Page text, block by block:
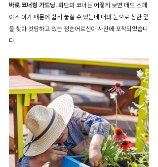
바로 코너링 가드닝. 화단의 코너는 어떻게 보면 데드 스페
이스 이기 때문에 쉽게 놓칠 수 있는데 매의 눈으로 상한 잎
을 찾아 컷팅하고 있는 정순어르신이 사진에 포착되었습니
다.